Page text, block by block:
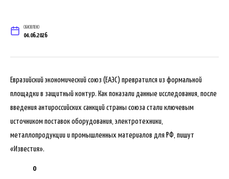
ОБНОВЛЕНО
04.06.2026
Евразийский экономический союз (ЕАЭС) превратился из формальной
площадки в защитный контур. Как показали данные исследования, после
введения антироссийских санкций страны союза стали ключевым
источником поставок оборудования, электротехники,
металлопродукции и промышленных материалов для РФ, пишут
«Известия».
0